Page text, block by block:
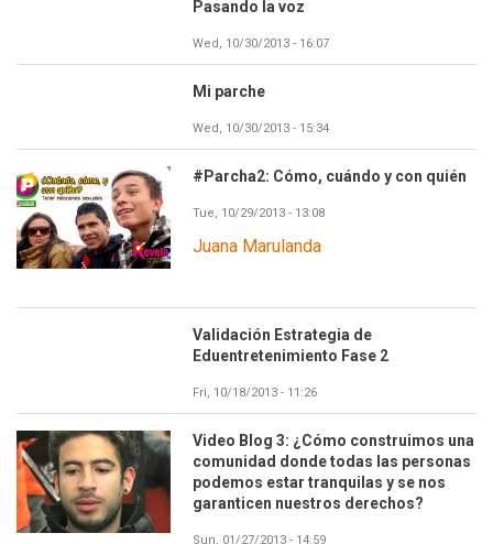
Pasando la voz
Wed, 10/30/2013 - 16:07
Mi parche
Wed, 10/30/2013 - 15:34
#Parcha2: Cómo, cuándo y con quién
Tue, 10/29/2013 - 13:08
Juana Marulanda
Validación Estrategia de
Eduentretenimiento Fase 2
Fri, 10/18/2013 - 11:26
Video Blog 3: ¿Cómo construimos una
comunidad donde todas las personas
podemos estar tranquilas y se nos
garanticen nuestros derechos?
Sun, 01/27/2013 - 14:59